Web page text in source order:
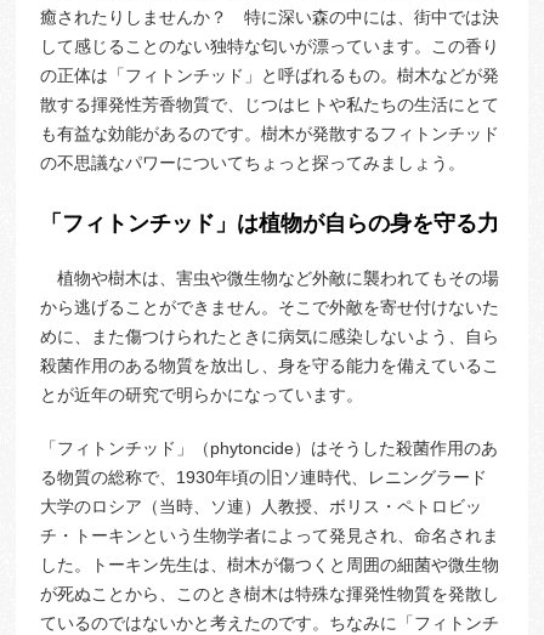
癒されたりしませんか？ 特に深い森の中には、街中では決
して感じることのない独特な匂いが漂っています。この香り
の正体は「フィトンチッド」と呼ばれるもの。樹木などが発
散する揮発性芳香物質で、じつはヒトや私たちの生活にとて
も有益な効能があるのです。樹木が発散するフィトンチッド
の不思議なパワーについてちょっと探ってみましょう。
「フィトンチッド」は植物が自らの身を守る力
植物や樹木は、害虫や微生物など外敵に襲われてもその場
から逃げることができません。そこで外敵を寄せ付けないた
めに、また傷つけられたときに病気に感染しないよう、自ら
殺菌作用のある物質を放出し、身を守る能力を備えているこ
とが近年の研究で明らかになっています。
「フィトンチッド」（phytoncide）はそうした殺菌作用のあ
る物質の総称で、1930年頃の旧ソ連時代、レニングラード
大学のロシア（当時、ソ連）人教授、ボリス・ペトロビッ
チ・トーキンという生物学者によって発見され、命名されま
した。トーキン先生は、樹木が傷つくと周囲の細菌や微生物
が死ぬことから、このとき樹木は特殊な揮発性物質を発散し
ているのではないかと考えたのです。ちなみに「フィトンチ